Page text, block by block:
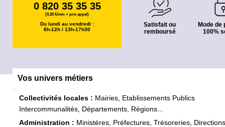
0 820 35 35 35
(0,20 €/min + prix appel)
Du lundi au vendredi :
8h-12h / 13h-17h30
Satisfait ou
remboursé
Mode de
100%
Vos univers métiers
Collectivités locales : Mairies, Etablissements Publics
Intercommunalités, Départements, Régions...
Administration : Ministères, Préfectures, Trésoreries, Directions